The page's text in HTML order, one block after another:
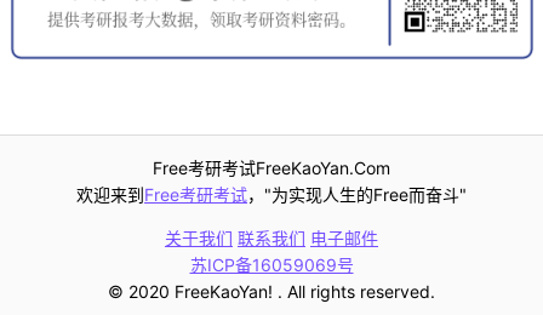
Free考研考试FreeKaoYan.Com
欢迎来到Free考研考试，"为实现人生的Free而奋斗"
关于我们 联系我们 电子邮件
苏ICP备16059069号
© 2020 FreeKaoYan! . All rights reserved.